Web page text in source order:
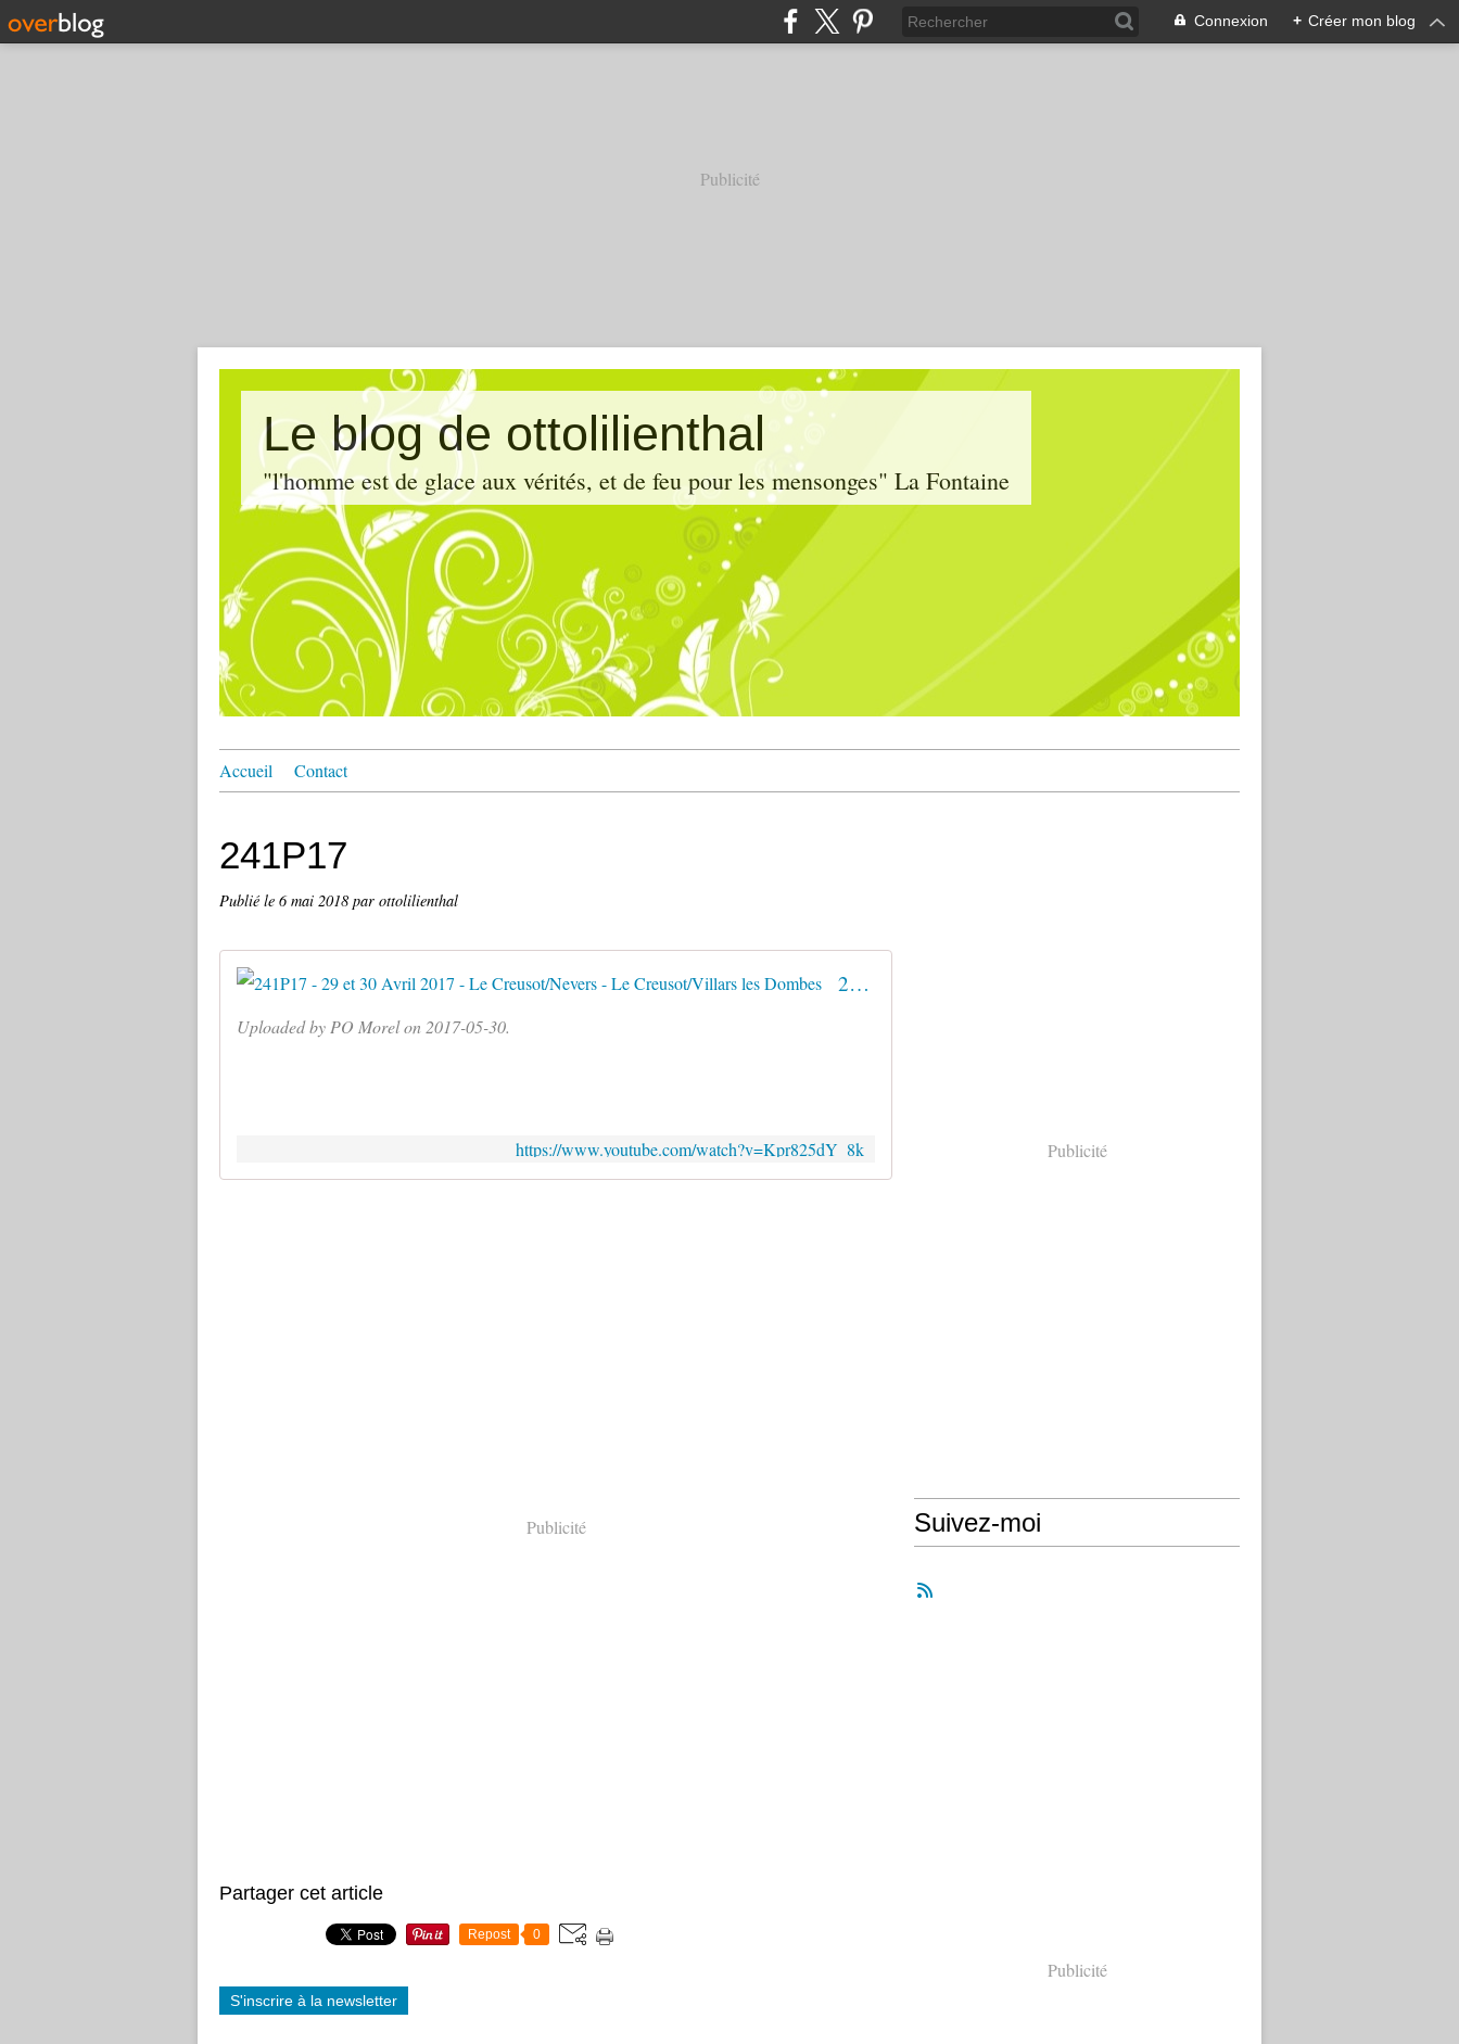
Connexion + Créer mon blog
Publicité
Le blog de ottolilienthal
"l'homme est de glace aux vérités, et de feu pour les mensonges" La Fontaine
Accueil Contact
241P17
Publié le 6 mai 2018 par ottolilienthal
241P17 - 29 et 30 Avril 2017 - Le Creusot/Nevers - Le Creusot/Villars les Dombes
Uploaded by PO Morel on 2017-05-30.
https://www.youtube.com/watch?v=Kpr825dY_8k
Publicité
Partager cet article
Repost 0
S'inscrire à la newsletter
Publicité
Suivez-moi
Publicité